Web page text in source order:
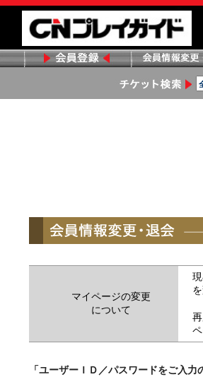
マイページの変更
について
「ユーザーＩＤ／パスワードをご入